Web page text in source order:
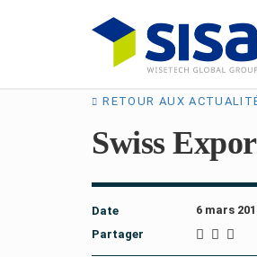
RETOUR AUX
Swiss
Date
6 mars
Partager